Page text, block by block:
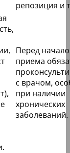
репозиция и
Перед
приема
с врачом,
при наличии
хронических
заболеваний.